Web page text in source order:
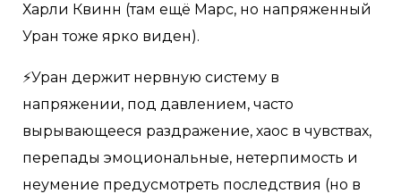
Харли Квинн (там ещё Марс, но напряженный
Уран тоже ярко виден).
⚡Уран держит нервную систему в
напряжении, под давлением, часто
вырывающееся раздражение, хаос в чувствах,
перепады эмоциональные, нетерпимость и
неумение предусмотреть последствия (но в